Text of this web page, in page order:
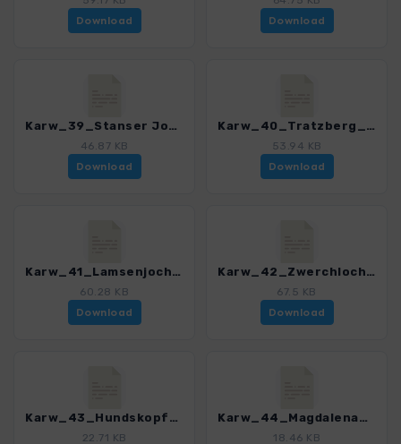
Download
Download
Karw_39_Stanser Joch_4484_11.gpx
46.87 KB
Download
Karw_40_Tratzberg_4484_11.gpx
53.94 KB
Download
Karw_41_Lamsenjochhuette aus Stallertal_4484_11.gpx
60.28 KB
Download
Karw_42_Zwerchloch-Vomperloch_4484_11.gpx
67.5 KB
Download
Karw_43_Hundskopf_4484_11.gpx
22.71 KB
Karw_44_Magdalena_4484_11.gpx
18.46 KB